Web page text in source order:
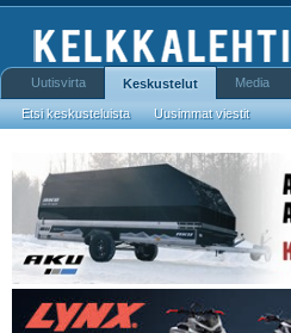
Uutisvirta Keskustelut
Etsi keskusteluista Uusimmat viestit
Media